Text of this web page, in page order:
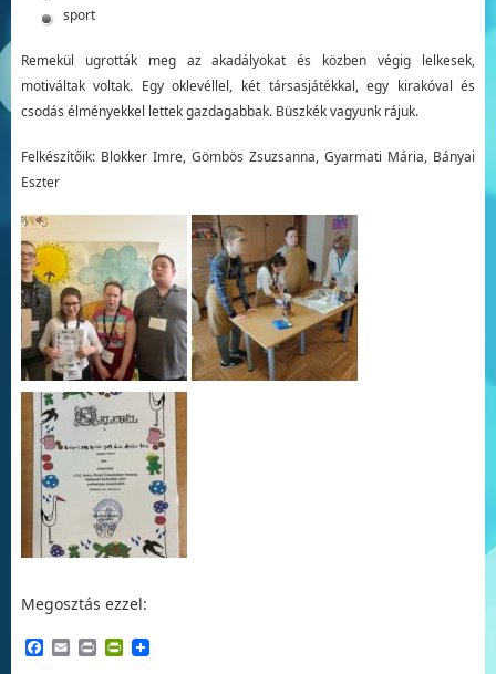
sport
Remekül ugrották meg az akadályokat és közben végig lelkesek,
motiváltak voltak. Egy oklevéllel, két társasjátékkal, egy kirakóval és
csodás élményekkel lettek gazdagabbak. Büszkék vagyunk rájuk.
Felkészítőik: Blokker Imre, Gömbös Zsuzsanna, Gyarmati Mária, Bányai
Eszter
Megosztás ezzel:
Facebook
EmailPrintPrintFriendly